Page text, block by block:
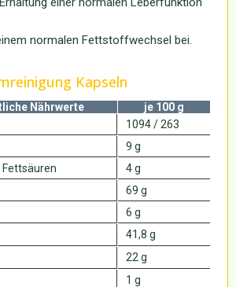
normalen Fettstoffwechsel bei.
Kapseln
Nährwerte
je 100 g
1094 / 263
9 g
4 g
69 g
6 g
41,8 g
22 g
1 g